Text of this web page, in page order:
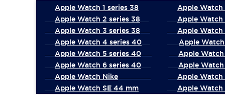
Apple Watch 1 series 38
Apple Watch
Apple Watch 2 series 38
Apple Watch
Apple Watch 3 series 38
Apple Watch
Apple Watch 4 series 40
Apple
Apple Watch 5 series 40
Apple
Apple Watch 6 series 40
Apple
Apple Watch Nike
Apple Watch
Apple Watch SE 44 mm
Apple Watch